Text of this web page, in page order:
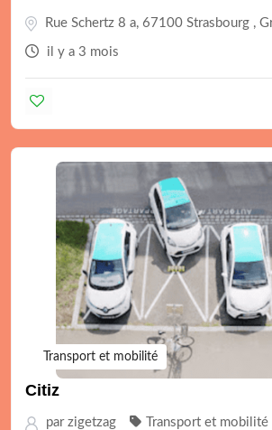
Rue Schertz 8 a, 67100 Strasbourg ,
il y a 3 mois
Transport et mobilité
Citiz
par zigetzag Transport et mobilité